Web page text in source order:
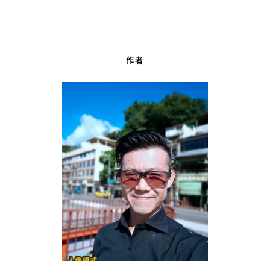
作者